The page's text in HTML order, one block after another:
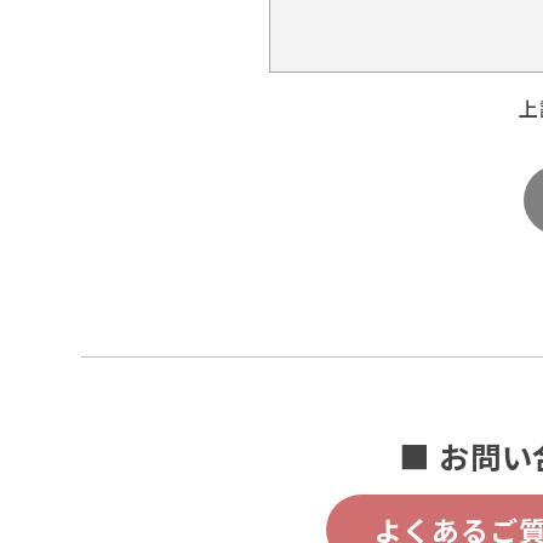
■ お問い
よくあるご